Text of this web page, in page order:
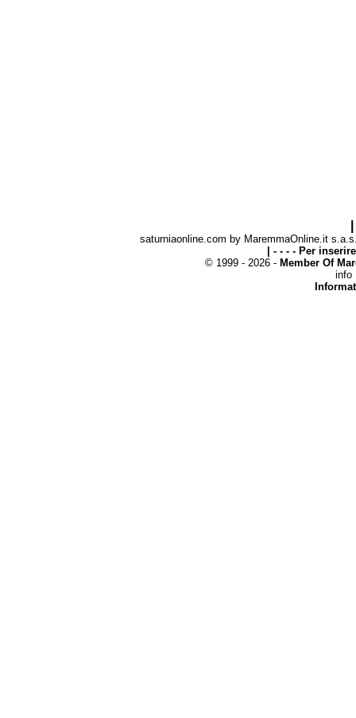
saturniaonline.com by MaremmaOnline.it
| - - - - Per
© 1999 - 2026 - Member Of
info